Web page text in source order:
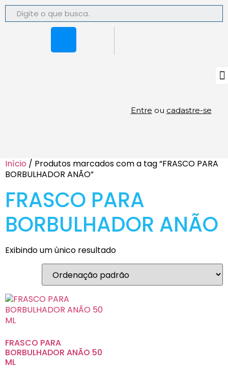
Entre ou cadastre-se
Início / Produtos marcados com a tag “FRASCO PARA
BORBULHADOR ANÃO”
FRASCO PARA
BORBULHADOR ANÃO
Exibindo um único resultado
FRASCO PARA
BORBULHADOR ANÃO 50
ML